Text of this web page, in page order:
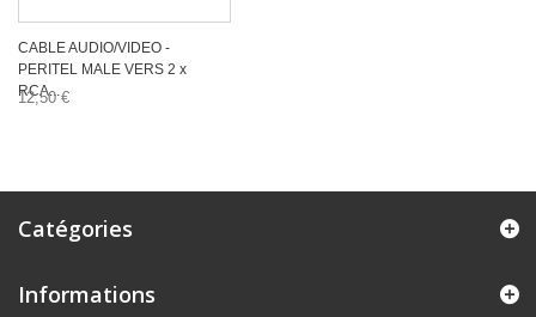
CABLE AUDIO/VIDEO -
PERITEL MALE VERS 2 x
RCA...
12,50 €
Catégories
Informations